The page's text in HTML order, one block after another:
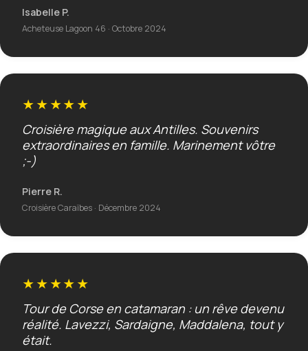
Isabelle P.
Acheteuse Lagoon 46 · Octobre 2024
★★★★★
Croisière magique aux Antilles. Souvenirs
extraordinaires en famille. Marinement vôtre
;-)
Pierre R.
Croisière Caraïbes · Décembre 2024
★★★★★
Tour de Corse en catamaran : un rêve devenu
réalité. Lavezzi, Sardaigne, Maddalena, tout y
était.